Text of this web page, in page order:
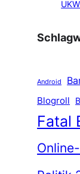
Android
Blogroll
Fatal